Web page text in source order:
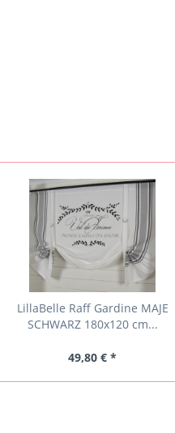
LillaBelle Raff Gardine MAJE
SCHWARZ 180x120 cm...
49,80 € *